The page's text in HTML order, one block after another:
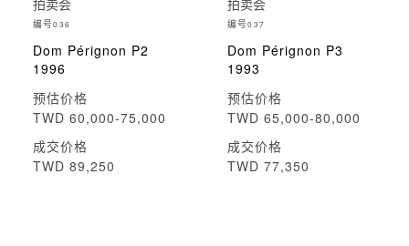
拍卖会
编号036
Dom Pérignon P2
1996
预估价格
TWD 60,000-75,000
成交价格
TWD 89,250
拍卖会
编号037
Dom Pérignon P3
1993
预估价格
TWD 65,000-80,000
成交价格
TWD 77,350